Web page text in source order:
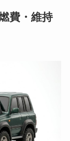
費・維持